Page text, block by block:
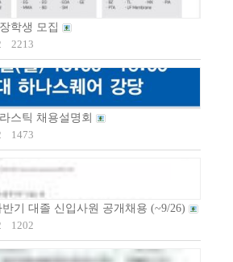
학생 모집
2213
스틱 채용설명회
1473
기 대졸 신입사원 공개채용 (~9/26)
1202